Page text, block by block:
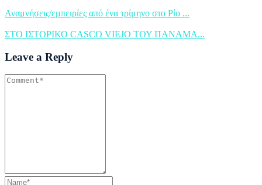
Αναμνήσεις/εμπειρίες από ένα τρίμηνο στο Ρίο ...
ΣΤΟ ΙΣΤΟΡΙΚΟ CASCO VIEJO ΤΟΥ ΠΑΝΑΜΑ...
Leave a Reply